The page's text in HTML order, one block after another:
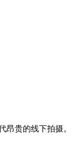
昂贵的线下拍摄。